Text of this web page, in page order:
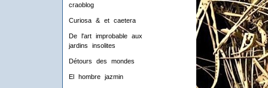
craoblog
Curiosa & et caetera
De l'art improbable aux
jardins insolites
Détours des mondes
El hombre jazmin